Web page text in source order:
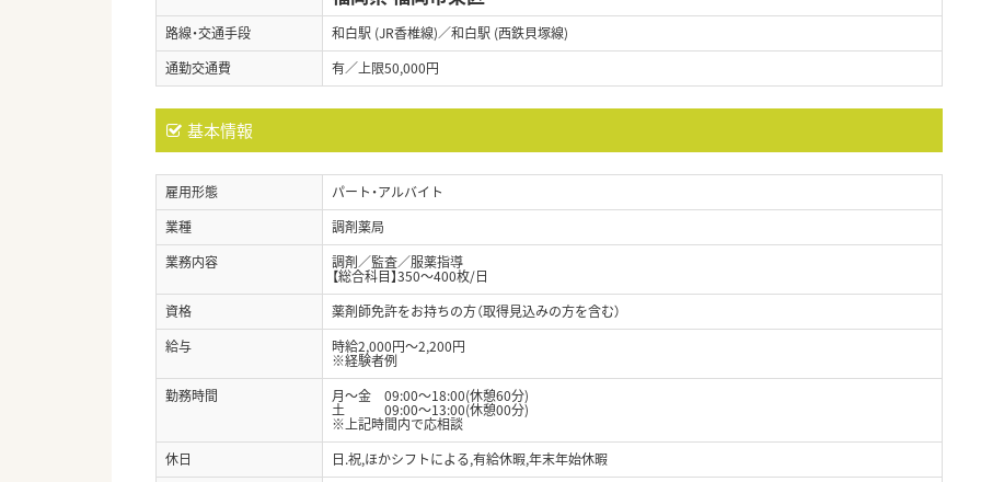
路線・交通手段
和白駅 (JR香椎線)／和白駅 (西鉄貝塚線)
通勤交通費
有／上限50,000円
基本情報
雇用形態
パート・アルバイト
業種
調剤薬局
業務内容
調剤／監査／服薬指導
【総合科目】350～400枚/日
資格
薬剤師免許をお持ちの方（取得見込みの方を含む）
給与
時給2,000円～2,200円
※経験者例
勤務時間
月～金 09:00～18:00(休憩60分)
土 09:00～13:00(休憩00分)
※上記時間内で応相談
休日
日.祝,ほかシフトによる,有給休暇,年末年始休暇